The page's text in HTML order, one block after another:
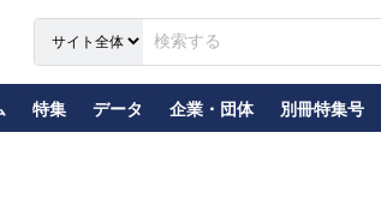
特集 データ 企業・団体 別冊特集号